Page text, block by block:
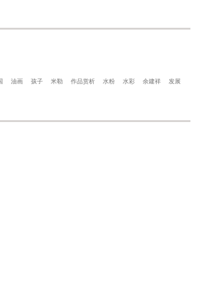
油画 孩子 米勒 作品赏析 水粉 水彩 余建祥
发展